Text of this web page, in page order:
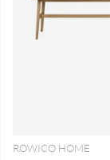
ROWICO HOME